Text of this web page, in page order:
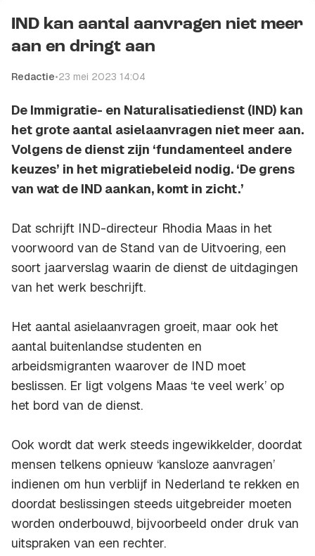
Kopieer link
IND kan aantal aanvragen niet meer
aan en dringt aan
Redactie•23 mei 2023 14:04
De Immigratie- en Naturalisatiedienst (IND) kan
het grote aantal asielaanvragen niet meer aan.
Volgens de dienst zijn ‘fundamenteel andere
keuzes’ in het migratiebeleid nodig. ‘De grens
van wat de IND aankan, komt in zicht.’
Dat schrijft IND-directeur Rhodia Maas in het
voorwoord van de Stand van de Uitvoering, een
soort jaarverslag waarin de dienst de uitdagingen
van het werk beschrijft.
Het aantal asielaanvragen groeit, maar ook het
aantal buitenlandse studenten en
arbeidsmigranten waarover de IND moet
beslissen. Er ligt volgens Maas ‘te veel werk’ op
het bord van de dienst.
Ook wordt dat werk steeds ingewikkelder, doordat
mensen telkens opnieuw ‘kansloze aanvragen’
indienen om hun verblijf in Nederland te rekken en
doordat beslissingen steeds uitgebreider moeten
worden onderbouwd, bijvoorbeeld onder druk van
uitspraken van een rechter.